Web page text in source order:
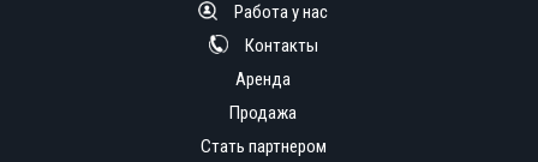
Работа у нас
Контакты
Аренда
Продажа
Стать партнером